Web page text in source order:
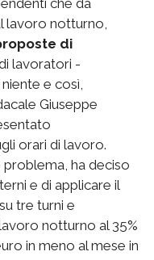
lavoro notturno,
di
lavoratori -
e così,
Giuseppe
orari di lavoro.
problema, ha deciso
e di applicare il
tre turni e
notturno al 35%
in meno al mese in